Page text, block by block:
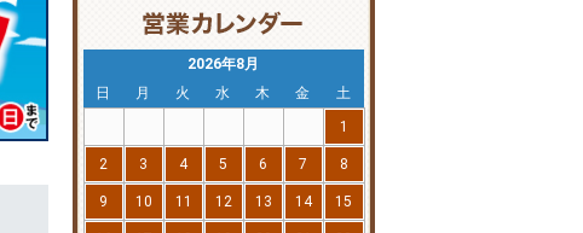
2026年8月
日
月 火 水 木 金
土
1
2 3 4 5 6 7 8
9 10 11 12 13 14 15